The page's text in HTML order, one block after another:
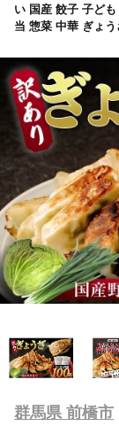
い 国産 餃子 子ど
当 惣菜 中華 ぎょ
群馬県 前橋市